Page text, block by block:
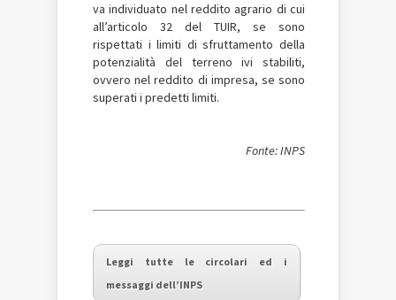
va individuato nel reddito agrario di cui
all’articolo 32 del TUIR, se sono
rispettati i limiti di sfruttamento della
potenzialità del terreno ivi stabiliti,
ovvero nel reddito di impresa, se sono
superati i predetti limiti.
Fonte: INPS
Leggi tutte le circolari ed i
messaggi dell’INPS